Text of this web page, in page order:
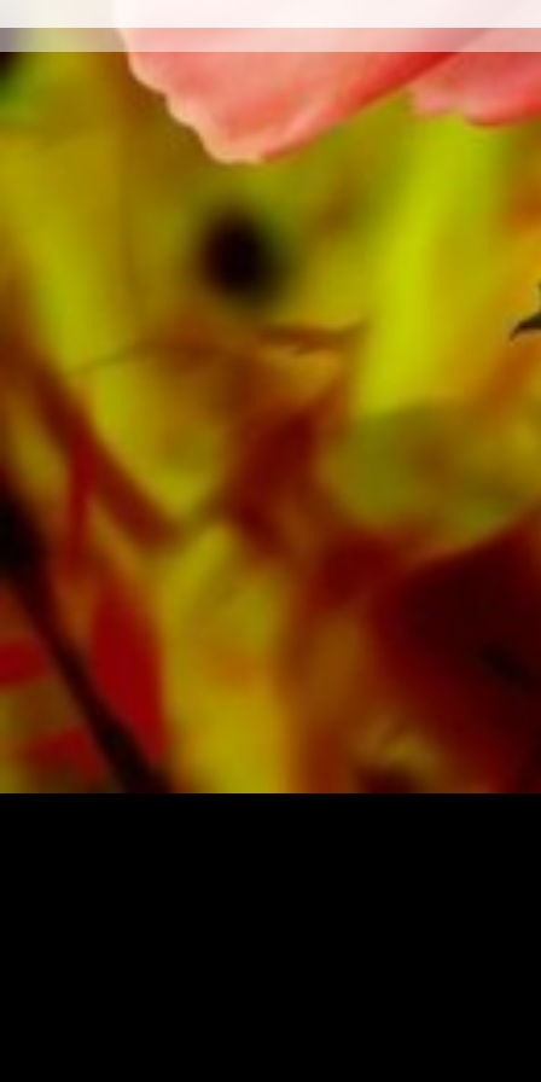
formatos como Banda de metales, Banda de
Música, Orquesta de viento juvenil, Ensamble
de metales, Ensamble de viento madera,
Orquesta Sinfónica tanto como CDs y
Educación musical. Una gran parte de la
literatura del editor de las principales bandas
de música como Black Dyke Band, Cory
Band, Brighouse & Rastrick Band o
Obrasso Records. Todos los operadores de
sonido también están disponibles digitalmente
en los populares portales de Apple, Amazon,
Google, Spotify y otros proveedores en todo el
mundo.
Todas las partituras de Obrasso están
realizadas en papel de alta calidad. El papel
de nota ligeramente amarillento ofrece un
buen contraste y es agradable a la vista en
condiciones de iluminación difíciles. La entrega
a clientes privados en todo el mundo está libre
de gastos de envío. Ordene sus partituras
ahora directamente de Obrasso Verlag.